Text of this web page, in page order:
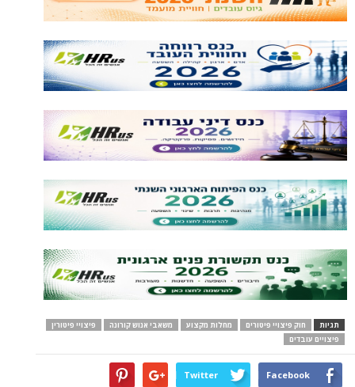
תגיות חוק פיצויי פיטורים מחלות מקצוע משאבי אנוש קורונה
פיצויי פיטורין
פיצויים עובדים
Facebook
Twitter